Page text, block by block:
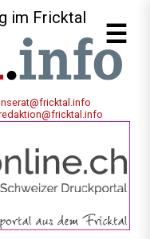
im Fricktal